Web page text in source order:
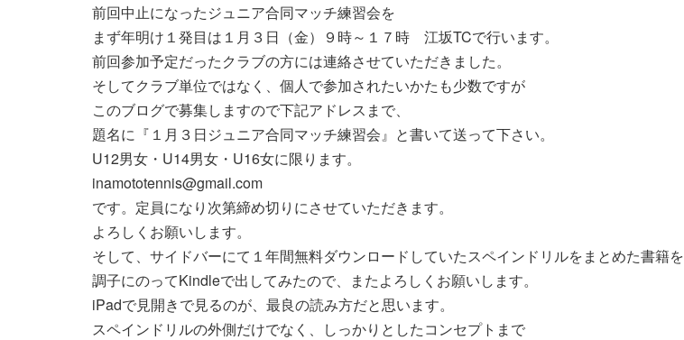
前回中止になったジュニア合同マッチ練習会を
まず年明け１発目は１月３日（金）９時～１７時 江坂TCで行います。
前回参加予定だったクラブの方には連絡させていただきました。
そしてクラブ単位ではなく、個人で参加されたいかたも少数ですが
このブログで募集しますので下記アドレスまで、
題名に『１月３日ジュニア合同マッチ練習会』と書いて送って下さい。
U12男女・U14男女・U16女に限ります。
inamototennis@gmail.com
です。定員になり次第締め切りにさせていただきます。
よろしくお願いします。
そして、サイドバーにて１年間無料ダウンロードしていたスペインドリルをまとめた書籍を
調子にのってKindleで出してみたので、またよろしくお願いします。
iPadで見開きで見るのが、最良の読み方だと思います。
スペインドリルの外側だけでなく、しっかりとしたコンセプトまで